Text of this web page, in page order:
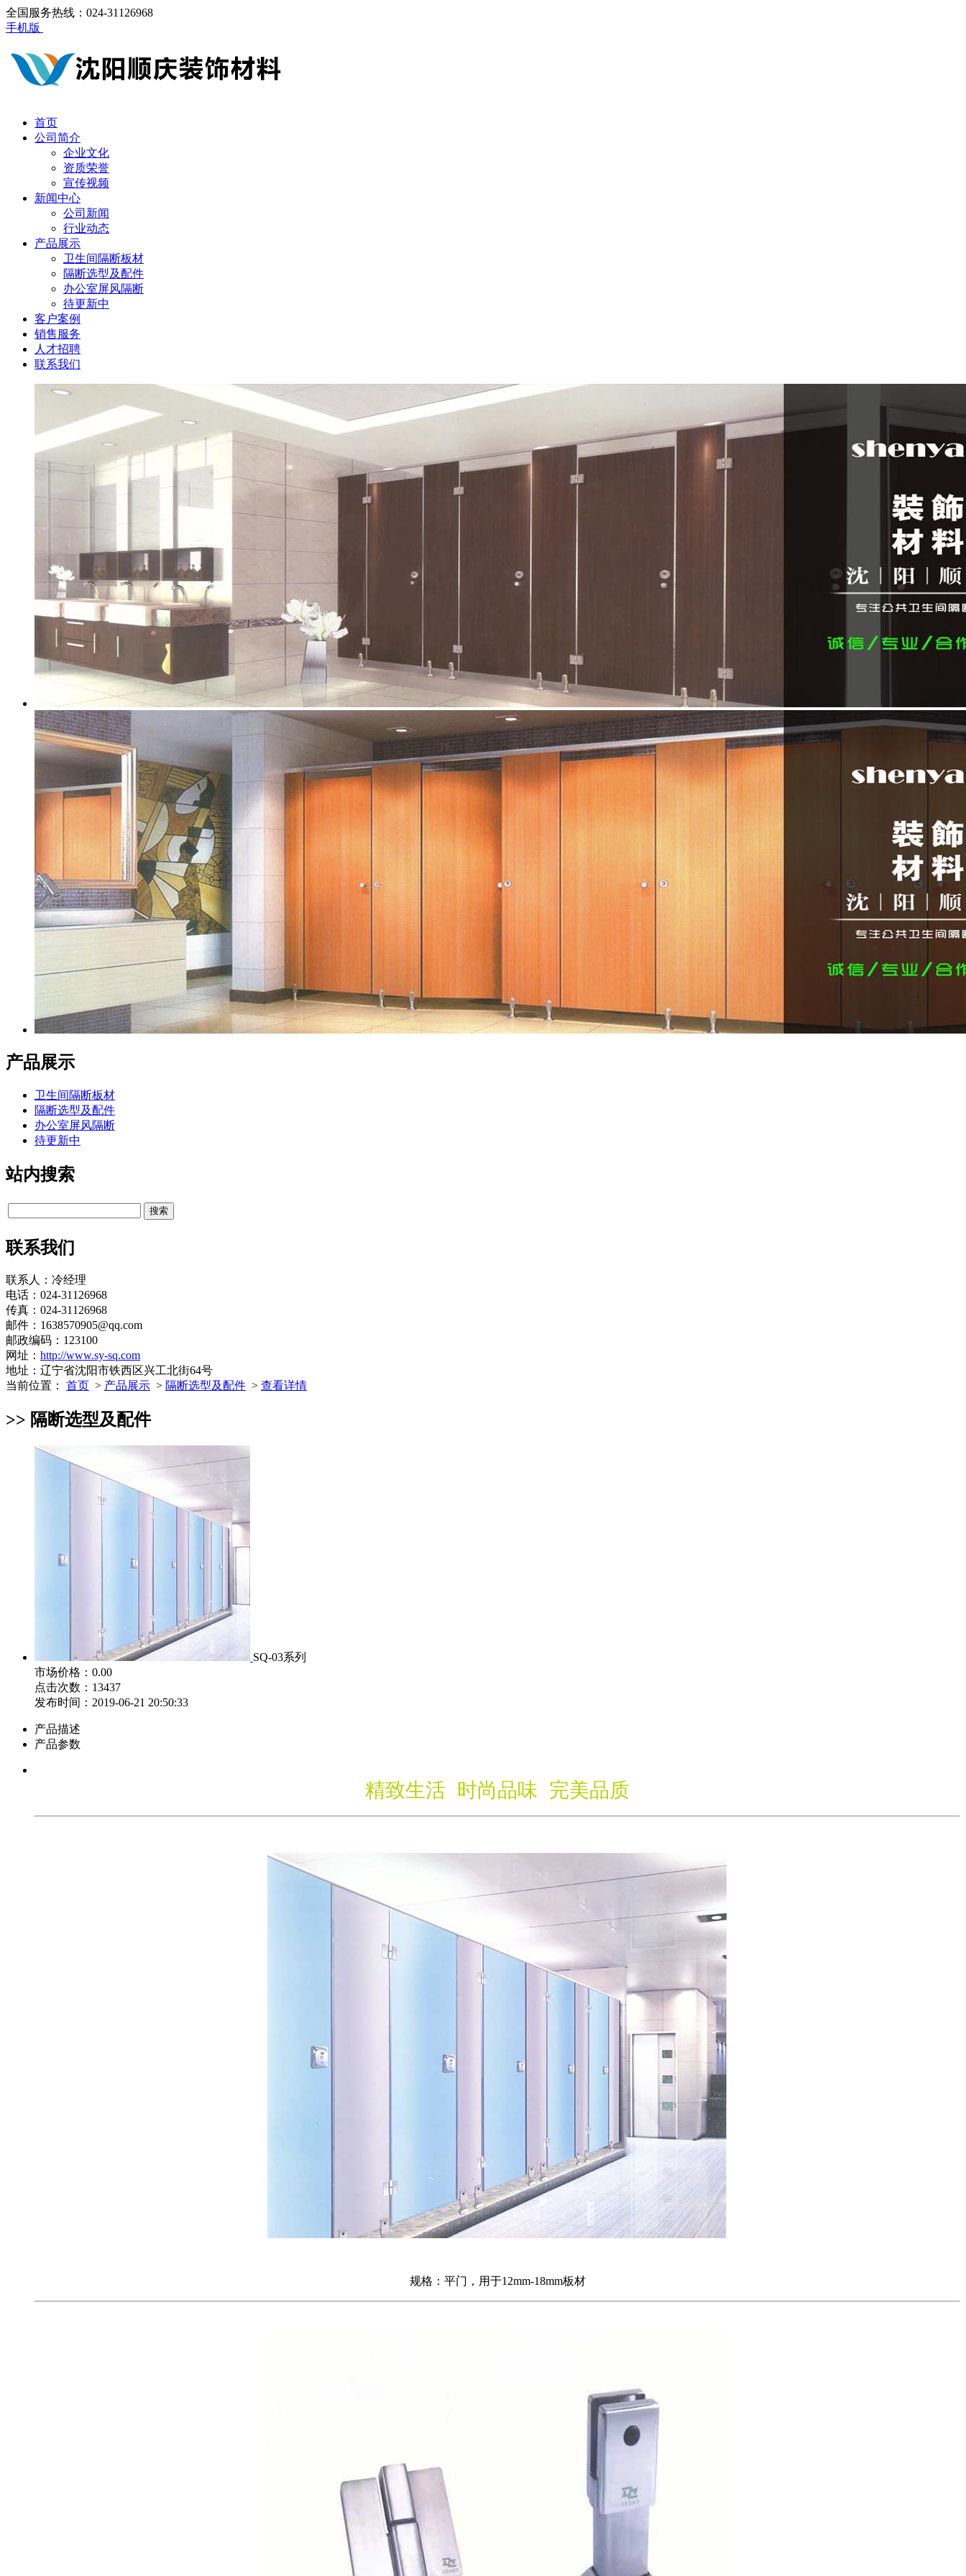
全国服务热线：024-31126968
手机版
首页
公司简介
企业文化
资质荣誉
宣传视频
新闻中心
公司新闻
行业动态
产品展示
卫生间隔断板材
隔断选型及配件
办公室屏风隔断
待更新中
客户案例
销售服务
人才招聘
联系我们
产品展示
卫生间隔断板材
隔断选型及配件
办公室屏风隔断
待更新中
站内搜索
联系我们
联系人：冷经理
电话：024-31126968
传真：024-31126968
邮件：1638570905@qq.com
邮政编码：123100
网址： http://www.sy-sq.com
地址：辽宁省沈阳市铁西区兴工北街64号
当前位置： 首页 > 产品展示 > 隔断选型及配件 > 查看详情
>> 隔断选型及配件
SQ-03系列
市场价格：0.00
点击次数：13437
发布时间：2019-06-21 20:50:33
产品描述
产品参数
精致生活 时尚品味 完美品质
规格：平门，用于12mm-18mm板材